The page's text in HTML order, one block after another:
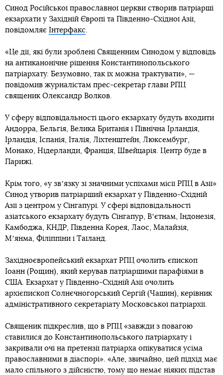
Синод Російської православної церкви створив патріарші
екзархати у Західній Європі та Південно-Східної Азії,
повідомляє Інтерфакс.
«Це дії, які були зроблені Священним Синодом у відповідь
на антиканонічне рішення Константинопольського
патріархату. Безумовно, так їх можна трактувати», —
повідомив журналістам прес-секретар глави РПЦ
священик Олександр Волков.
У сферу відповідальності цього екзархату будуть входити
Андорра, Бельгія, Велика Британія і Північна Ірландія,
Ірландія, Іспанія, Італія, Ліхтенштейн, Люксембург,
Монако, Нідерланди, Франція, Швейцарія. Центр буде в
Парижі.
Крім того, «у звʼязку зі значними успіхами місії РПЦ в Азії»
Синод утворив патріарший екзархат у Південно-Східній
Азії з центром у Сінгапурі. У сфері відповідальності
азіатського екзархату будуть Сінгапур, Вʼєтнам, Індонезія,
Камбоджа, КНДР, Південна Корея, Лаос, Малайзія,
Мʼянма, Філіппіни і Таїланд.
Західноєвропейський екзархат РПЦ очолить єпископ
Іоанн (Рощин), який керував патріаршими парафіями в
США. Екзархат у Південно-Східній Азії очолить
архієпископ Солнєчногорський Сергій (Чашин), керівник
адміністративного секретаріату Московської патріархії.
Священик підкреслив, що в РПЦ «завжди з повагою
ставилися до Константинопольського патріархату і
закривали очі на претензії патріарха опікуватися усіма
православними в діаспорі». «Але, звичайно, цей підхід має
мало спільного з дійсністю, тому що немає ніяких підстав